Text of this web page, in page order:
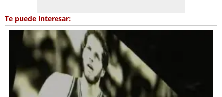
Te puede interesar: